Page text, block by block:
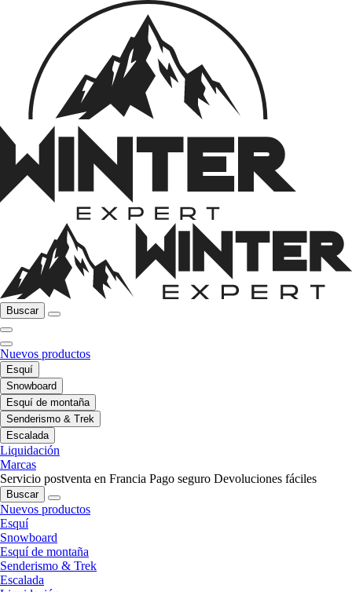
Buscar
Nuevos productos
Esquí
Snowboard
Esquí de montaña
Senderismo & Trek
Escalada
Liquidación
Marcas
Servicio postventa en Francia Pago seguro Devoluciones fáciles
Buscar
Nuevos productos
Esquí
Snowboard
Esquí de montaña
Senderismo & Trek
Escalada